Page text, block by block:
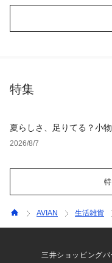
特集
夏らしさ、足りてる？小
2026/8/7
AVIAN 生活雑貨
三井ショッピングパ